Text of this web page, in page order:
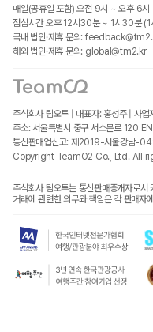
매일(공휴일 포함) 오전 9시 ~ 오후 6시
점심시간 오후 12시30분 ~ 1시30분 (1
국내 법인·제휴 문의:
해외 법인·제휴 문의: global@tm2.kr
주식회사 팀오투 | 대표자: 홍성주 |
주소: 서울특별시 중구 서소문로 120
통신판매업신고: 제2019-서울강남-
Copyright TeamO2 Co., Ltd. All
주식회사 팀오투는 통신판매중개자로
거래에 관련한 의무와 책임은 각 판매자